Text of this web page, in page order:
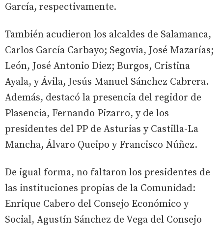
García, respectivamente.
También acudieron los alcaldes de Salamanca,
Carlos García Carbayo; Segovia, José Mazarías;
León, José Antonio Diez; Burgos, Cristina
Ayala, y Ávila, Jesús Manuel Sánchez Cabrera.
Además, destacó la presencia del regidor de
Plasencia, Fernando Pizarro, y de los
presidentes del PP de Asturias y Castilla-La
Mancha, Álvaro Queipo y Francisco Núñez.
De igual forma, no faltaron los presidentes de
las instituciones propias de la Comunidad:
Enrique Cabero del Consejo Económico y
Social, Agustín Sánchez de Vega del Consejo